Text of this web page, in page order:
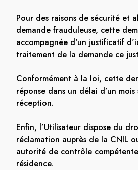
Pour des raisons de sécurité et
demande frauduleuse, cette
accompagnée d'un justificatif
traitement de la demande ce
Conformément à la loi, cette
réponse dans un délai d’un mois
réception.
Enfin, l’Utilisateur dispose du
réclamation auprès de la CNIL
autorité de contrôle
résidence.